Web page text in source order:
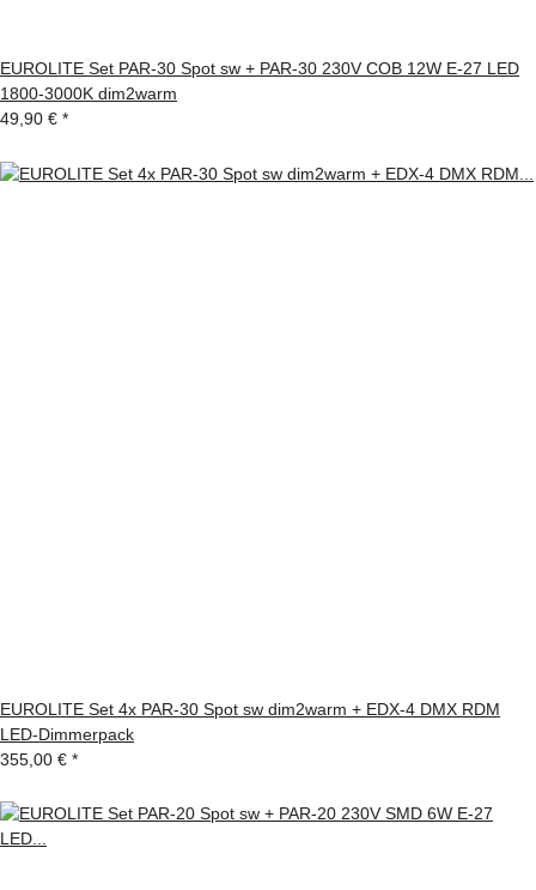
EUROLITE Set PAR-30 Spot sw + PAR-30 230V COB 12W E-27 LED
1800-3000K dim2warm
49,90 € *
EUROLITE Set 4x PAR-30 Spot sw dim2warm + EDX-4 DMX RDM
LED-Dimmerpack
355,00 € *